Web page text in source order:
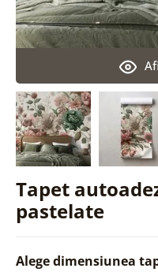
Tapet
pastelate
Alege dimensiunea